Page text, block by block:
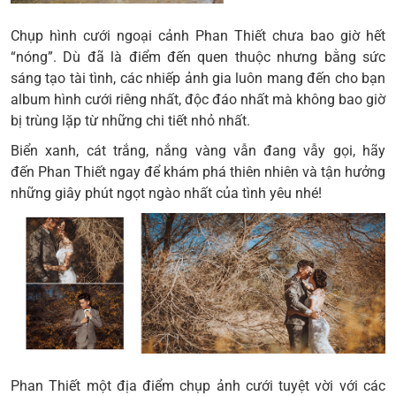
Chụp hình cưới ngoại cảnh Phan Thiết chưa bao giờ hết
“nóng”. Dù đã là điểm đến quen thuộc nhưng bằng sức
sáng tạo tài tình, các nhiếp ảnh gia luôn mang đến cho bạn
album hình cưới riêng nhất, độc đáo nhất mà không bao giờ
bị trùng lặp từ những chi tiết nhỏ nhất.
Biển xanh, cát trắng, nắng vàng vẫn đang vẫy gọi, hãy
đến Phan Thiết ngay để khám phá thiên nhiên và tận hưởng
những giây phút ngọt ngào nhất của tình yêu nhé!
Phan Thiết một địa điểmchụp ảnh cưới tuyệt vời với các